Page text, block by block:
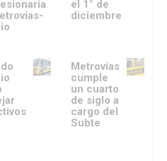
el 1° de
diciembre
Metrovías
cumple
un cuarto
de siglo a
cargo del
Subte